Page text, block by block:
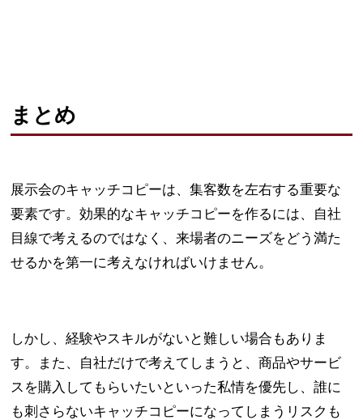
まとめ
展示会のキャッチコピーは、集客数を左右する重要な
要素です。効果的なキャッチコピーを作るには、自社
目線で考えるのではなく、来場者のニーズをどう満た
せるかを第一に考えなければいけません。
しかし、経験やスキルがないと難しい場合もありま
す。また、自社だけで考えてしまうと、商品やサービ
スを購入してもらいたいといった私情を優先し、誰に
も刺さらないキャッチコピーになってしまうリスクも